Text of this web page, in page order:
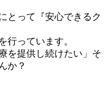
とって『安心できるク
行っています。
を提供し続けたい」そ
か？